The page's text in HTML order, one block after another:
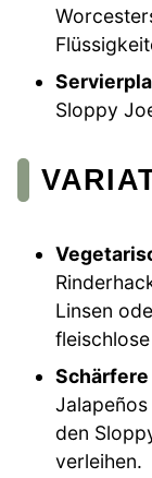
Sloppy
Linsen
den
verleihen.